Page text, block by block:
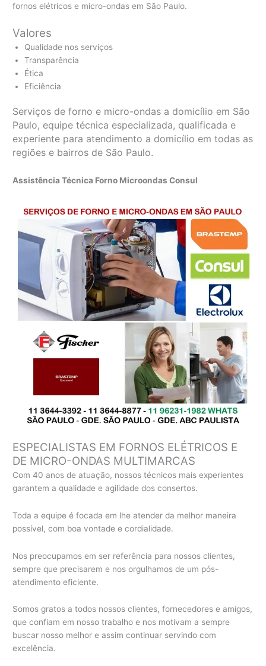
fornos elétricos e micro-ondas em São Paulo.
Valores
Qualidade nos serviços
Transparência
Ética
Eficiência
Serviços de forno e micro-ondas a domicílio em São
Paulo, equipe técnica especializada, qualificada e
experiente para atendimento a domicílio em todas as
regiões e bairros de São Paulo.
Assistência Técnica Forno Microondas Consul
ESPECIALISTAS EM FORNOS ELÉTRICOS E
DE MICRO-ONDAS MULTIMARCAS
Com 40 anos de atuação, nossos técnicos mais experientes
garantem a qualidade e agilidade dos consertos.
Toda a equipe é focada em lhe atender da melhor maneira
possível, com boa vontade e cordialidade.
Nos preocupamos em ser referência para nossos clientes,
sempre que precisarem e nos orgulhamos de um pós-
atendimento eficiente.
Somos gratos a todos nossos clientes, fornecedores e amigos,
que confiam em nosso trabalho e nos motivam a sempre
buscar nosso melhor e assim continuar servindo com
excelência.